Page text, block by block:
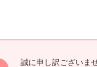
誠に申し訳ございま